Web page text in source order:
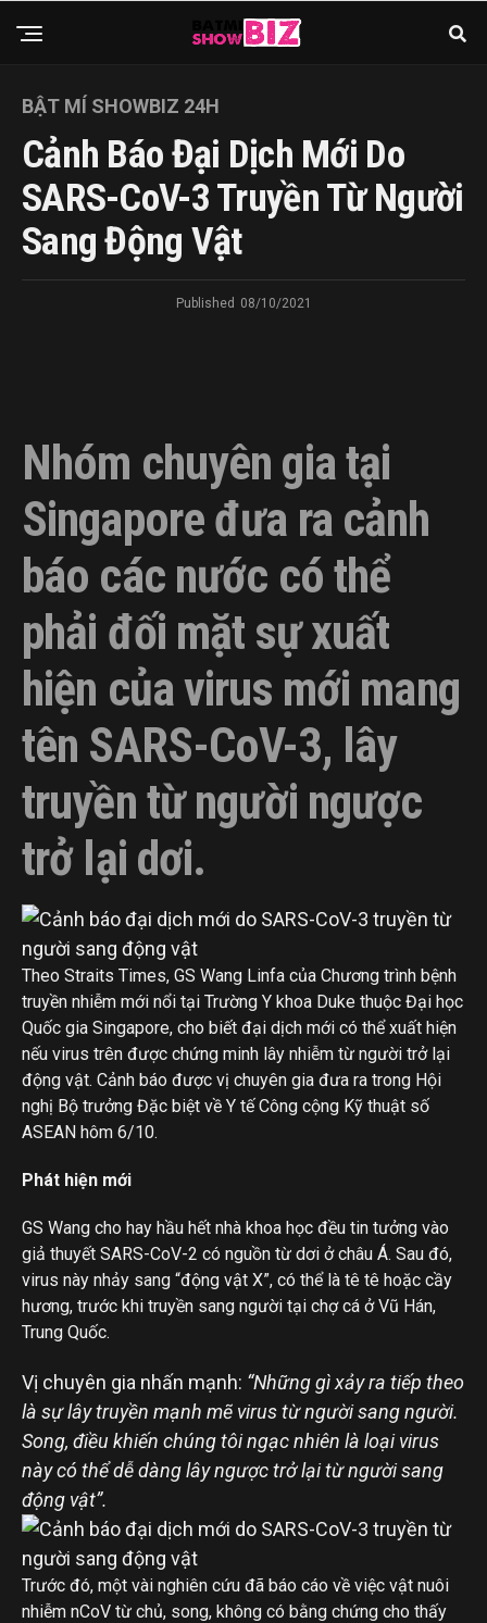
BẬT MÍ SHOWBIZ 24H
Cảnh Báo Đại Dịch Mới Do
SARS-CoV-3 Truyền Từ Người
Sang Động Vật
Published 08/10/2021
Nhóm chuyên gia tại
Singapore đưa ra cảnh
báo các nước có thể
phải đối mặt sự xuất
hiện của virus mới mang
tên SARS-CoV-3, lây
truyền từ người ngược
trở lại dơi.
Theo Straits Times, GS Wang Linfa của Chương trình bệnh
truyền nhiễm mới nổi tại Trường Y khoa Duke thuộc Đại học
Quốc gia Singapore, cho biết đại dịch mới có thể xuất hiện
nếu virus trên được chứng minh lây nhiễm từ người trở lại
động vật. Cảnh báo được vị chuyên gia đưa ra trong Hội
nghị Bộ trưởng Đặc biệt về Y tế Công cộng Kỹ thuật số
ASEAN hôm 6/10.
Phát hiện mới
GS Wang cho hay hầu hết nhà khoa học đều tin tưởng vào
giả thuyết SARS-CoV-2 có nguồn từ dơi ở châu Á. Sau đó,
virus này nhảy sang “động vật X”, có thể là tê tê hoặc cầy
hương, trước khi truyền sang người tại chợ cá ở Vũ Hán,
Trung Quốc.
Vị chuyên gia nhấn mạnh: “Những gì xảy ra tiếp theo
là sự lây truyền mạnh mẽ virus từ người sang người.
Song, điều khiến chúng tôi ngạc nhiên là loại virus
này có thể dễ dàng lây ngược trở lại từ người sang
động vật”.
Trước đó, một vài nghiên cứu đã báo cáo về việc vật nuôi
nhiễm nCoV từ chủ, song, không có bằng chứng cho thấy